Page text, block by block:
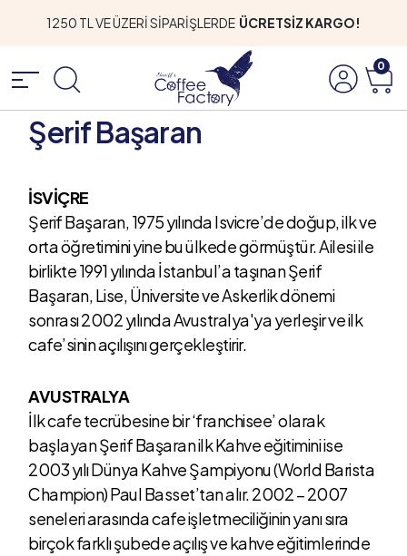
1250 TL VE ÜZERİ SİPARİŞLERDE ÜCRETSİZ KARGO!
0
Şerif Başaran
İSVİÇRE
Şerif Başaran, 1975 yılında Isvicre’de doğup, ilk ve
orta öğretimini yine bu ülkede görmüştür. Ailesi ile
birlikte 1991 yılında İstanbul’a taşınan Şerif
Başaran, Lise, Üniversite ve Askerlik dönemi
sonrası 2002 yılında Avustralya'ya yerleşir ve ilk
cafe’sinin açılışını gerçekleştirir.
AVUSTRALYA
İlk cafe tecrübesine bir ‘franchisee’ olarak
başlayan Şerif Başaran ilk Kahve eğitimini ise
2003 yılı Dünya Kahve Şampiyonu (World Barista
Champion) Paul Basset’tan alır. 2002 – 2007
seneleri arasında cafe işletmeciliğinin yanı sıra
birçok farklı şubede açılış ve kahve eğitimlerinde